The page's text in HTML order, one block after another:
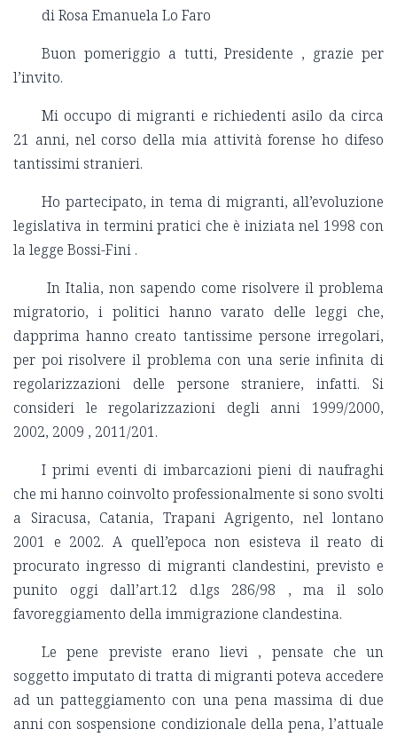
di Rosa Emanuela Lo Faro
Buon pomeriggio a tutti, Presidente , grazie per
l’invito.
Mi occupo di migranti e richiedenti asilo da circa
21 anni, nel corso della mia attività forense ho difeso
tantissimi stranieri.
Ho partecipato, in tema di migranti, all’evoluzione
legislativa in termini pratici che è iniziata nel 1998 con
la legge Bossi-Fini .
In Italia, non sapendo come risolvere il problema
migratorio, i politici hanno varato delle leggi che,
dapprima hanno creato tantissime persone irregolari,
per poi risolvere il problema con una serie infinita di
regolarizzazioni delle persone straniere, infatti. Si
consideri le regolarizzazioni degli anni 1999/2000,
2002, 2009 , 2011/201.
I primi eventi di imbarcazioni pieni di naufraghi
che mi hanno coinvolto professionalmente si sono svolti
a Siracusa, Catania, Trapani Agrigento, nel lontano
2001 e 2002. A quell’epoca non esisteva il reato di
procurato ingresso di migranti clandestini, previsto e
punito oggi dall’art.12 d.lgs 286/98 , ma il solo
favoreggiamento della immigrazione clandestina.
Le pene previste erano lievi , pensate che un
soggetto imputato di tratta di migranti poteva accedere
ad un patteggiamento con una pena massima di due
anni con sospensione condizionale della pena, l’attuale